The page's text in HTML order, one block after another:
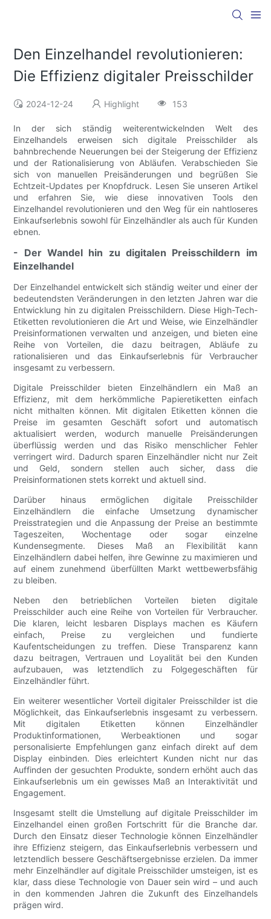
Den Einzelhandel revolutionieren:
Die Effizienz digitaler Preisschilder
2024-12-24 Highlight 153
In der sich ständig weiterentwickelnden Welt des
Einzelhandels erweisen sich digitale Preisschilder als
bahnbrechende Neuerungen bei der Steigerung der Effizienz
und der Rationalisierung von Abläufen. Verabschieden Sie
sich von manuellen Preisänderungen und begrüßen Sie
Echtzeit-Updates per Knopfdruck. Lesen Sie unseren Artikel
und erfahren Sie, wie diese innovativen Tools den
Einzelhandel revolutionieren und den Weg für ein nahtloseres
Einkaufserlebnis sowohl für Einzelhändler als auch für Kunden
ebnen.
- Der Wandel hin zu digitalen Preisschildern im
Einzelhandel
Der Einzelhandel entwickelt sich ständig weiter und einer der
bedeutendsten Veränderungen in den letzten Jahren war die
Entwicklung hin zu digitalen Preisschildern. Diese High-Tech-
Etiketten revolutionieren die Art und Weise, wie Einzelhändler
Preisinformationen verwalten und anzeigen, und bieten eine
Reihe von Vorteilen, die dazu beitragen, Abläufe zu
rationalisieren und das Einkaufserlebnis für Verbraucher
insgesamt zu verbessern.
Digitale Preisschilder bieten Einzelhändlern ein Maß an
Effizienz, mit dem herkömmliche Papieretiketten einfach
nicht mithalten können. Mit digitalen Etiketten können die
Preise im gesamten Geschäft sofort und automatisch
aktualisiert werden, wodurch manuelle Preisänderungen
überflüssig werden und das Risiko menschlicher Fehler
verringert wird. Dadurch sparen Einzelhändler nicht nur Zeit
und Geld, sondern stellen auch sicher, dass die
Preisinformationen stets korrekt und aktuell sind.
Darüber hinaus ermöglichen digitale Preisschilder
Einzelhändlern die einfache Umsetzung dynamischer
Preisstrategien und die Anpassung der Preise an bestimmte
Tageszeiten, Wochentage oder sogar einzelne
Kundensegmente. Dieses Maß an Flexibilität kann
Einzelhändlern dabei helfen, ihre Gewinne zu maximieren und
auf einem zunehmend überfüllten Markt wettbewerbsfähig
zu bleiben.
Neben den betrieblichen Vorteilen bieten digitale
Preisschilder auch eine Reihe von Vorteilen für Verbraucher.
Die klaren, leicht lesbaren Displays machen es Käufern
einfach, Preise zu vergleichen und fundierte
Kaufentscheidungen zu treffen. Diese Transparenz kann
dazu beitragen, Vertrauen und Loyalität bei den Kunden
aufzubauen, was letztendlich zu Folgegeschäften für
Einzelhändler führt.
Ein weiterer wesentlicher Vorteil digitaler Preisschilder ist die
Möglichkeit, das Einkaufserlebnis insgesamt zu verbessern.
Mit digitalen Etiketten können Einzelhändler
Produktinformationen, Werbeaktionen und sogar
personalisierte Empfehlungen ganz einfach direkt auf dem
Display einbinden. Dies erleichtert Kunden nicht nur das
Auffinden der gesuchten Produkte, sondern erhöht auch das
Einkaufserlebnis um ein gewisses Maß an Interaktivität und
Engagement.
Insgesamt stellt die Umstellung auf digitale Preisschilder im
Einzelhandel einen großen Fortschritt für die Branche dar.
Durch den Einsatz dieser Technologie können Einzelhändler
ihre Effizienz steigern, das Einkaufserlebnis verbessern und
letztendlich bessere Geschäftsergebnisse erzielen. Da immer
mehr Einzelhändler auf digitale Preisschilder umsteigen, ist es
klar, dass diese Technologie von Dauer sein wird – und auch
in den kommenden Jahren die Zukunft des Einzelhandels
prägen wird.